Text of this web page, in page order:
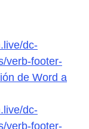
dc-
verb-footer-
de Word a
dc-
verb-footer-